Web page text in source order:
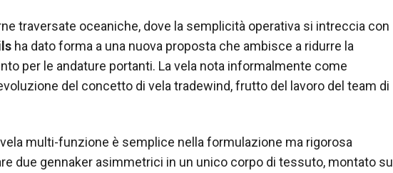
traversate oceaniche, dove la semplicità operativa si intreccia con
ha dato forma a una nuova proposta che ambisce a ridurre la
per le andature portanti. La vela nota informalmente come
del concetto di vela tradewind, frutto del lavoro del team di
vela multi-funzione è semplice nella formulazione ma rigorosa
due gennaker asimmetrici in un unico corpo di tessuto, montato su